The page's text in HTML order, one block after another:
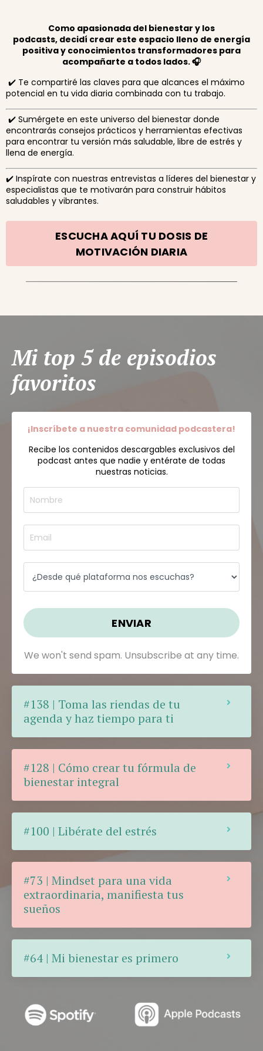
Como apasionada del bienestar y los
podcasts, decidí crear este espacio lleno de energía
positivay conocimientos transformadores para
acompañarte a todos lados. 🎧
✔️ Te compartiré las claves para que alcances el máximo
potencial en tu vida diaria combinada con tu trabajo.
✔️ Sumérgete en este universo del bienestar donde
encontrarás consejos prácticos y herramientas efectivas
para encontrar tu versión más saludable, libre de estrés y
llena de energía.
✔️ Inspírate con nuestras entrevistas a líderes del bienestar y
especialistas que te motivarán para construir hábitos
saludables y vibrantes.
ESCUCHA AQUÍ TU DOSIS DE
MOTIVACIÓN DIARIA
Mi top 5 de episodios
favoritos
¡Inscríbete a nuestra comunidad podcastera!
Recibe los contenidos descargables exclusivos del
podcast antes que nadie y entérate de todas
nuestras noticias.
ENVIAR
We won't send spam. Unsubscribe at any time.
#138 | Toma las riendas de tu
agenda y haz tiempo para ti
#128 | Cómo crear tu fórmula de
bienestar integral
#100 | Libérate del estrés
#73 | Mindset para una vida
extraordinaria, manifiesta tus
sueños
#64 | Mi bienestar es primero